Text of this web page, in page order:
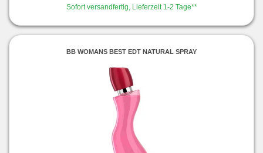
Sofort versandfertig, Lieferzeit 1-2 Tage**
BB WOMANS BEST EDT NATURAL SPRAY